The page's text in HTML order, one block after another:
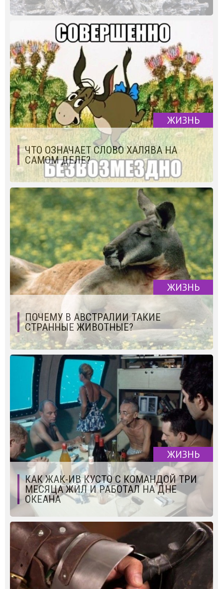
ЖИЗНЬ
ЧТО ОЗНАЧАЕТ СЛОВО ХАЛЯВА НА
САМОМ ДЕЛЕ?
ЖИЗНЬ
ПОЧЕМУ В АВСТРАЛИИ ТАКИЕ
СТРАННЫЕ ЖИВОТНЫЕ?
ЖИЗНЬ
КАК ЖАК-ИВ КУСТО С КОМАНДОЙ ТРИ
МЕСЯЦА ЖИЛ И РАБОТАЛ НА ДНЕ
ОКЕАНА